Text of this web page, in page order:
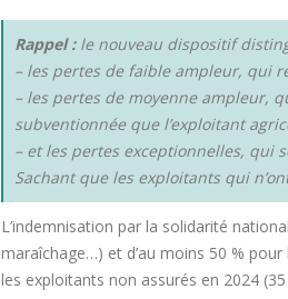
Rappel :le nouveau dispositif
– les pertes de faible ampleur, qui
– les pertes de moyenne ampleur,
subventionnée que l’exploitant
– et les pertes exceptionnelles, qui
Sachant que les exploitants qui
L’indemnisation par la solidarité
maraîchage…) et d’au moins 50 %
les exploitants non assurés en 2024